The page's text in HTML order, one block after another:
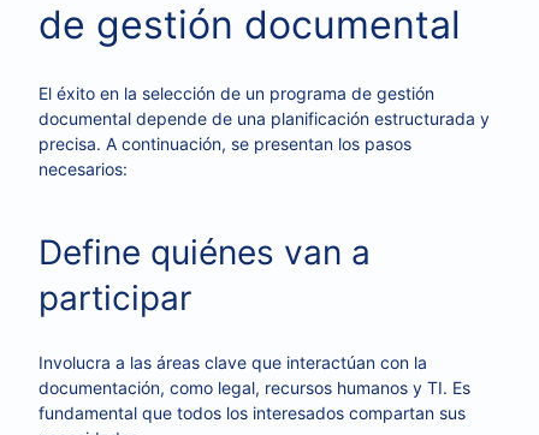
de gestión documental
El éxito en la selección de un programa de gestión
documental depende de una planificación estructurada y
precisa. A continuación, se presentan los pasos
necesarios:
Define quiénes van a
participar
Involucra a las áreas clave que interactúan con la
documentación, como legal, recursos humanos y TI. Es
fundamental que todos los interesados compartan sus